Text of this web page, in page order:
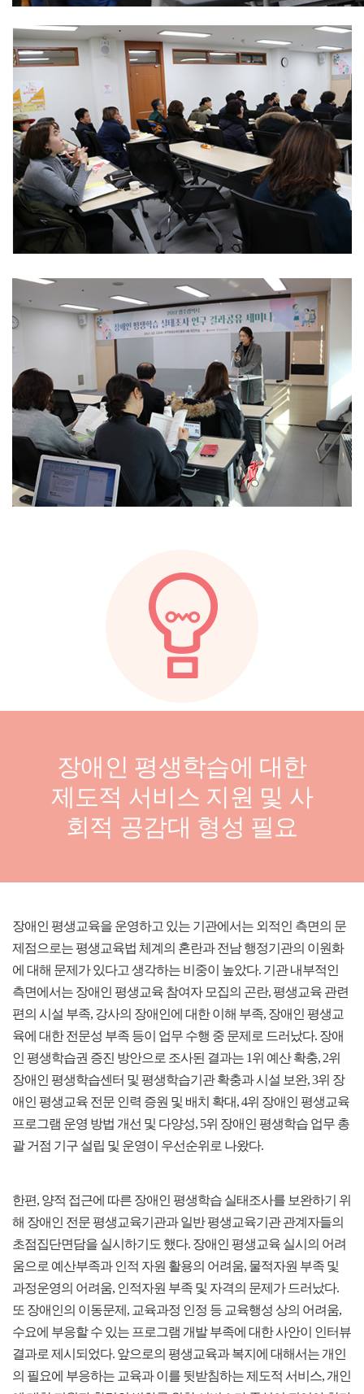
장애인 평생학습에 대한
제도적 서비스 지원 및 사
회적 공감대 형성 필요
장애인 평생교육을 운영하고 있는 기관에서는 외적인 측면의 문
제점으로는 평생교육법 체계의 혼란과 전남 행정기관의 이원화
에 대해 문제가 있다고 생각하는 비중이 높았다. 기관 내부적인
측면에서는 장애인 평생교육 참여자 모집의 곤란, 평생교육 관련
편의 시설 부족, 강사의 장애인에 대한 이해 부족, 장애인 평생교
육에 대한 전문성 부족 등이 업무 수행 중 문제로 드러났다. 장애
인 평생학습권 증진 방안으로 조사된 결과는 1위 예산 확충, 2위
장애인 평생학습센터 및 평생학습기관 확충과 시설 보완, 3위 장
애인 평생교육 전문 인력 증원 및 배치 확대, 4위 장애인 평생교육
프로그램 운영 방법 개선 및 다양성, 5위 장애인 평생학습 업무 총
괄 거점 기구 설립 및 운영이 우선순위로 나왔다.
한편, 양적 접근에 따른 장애인 평생학습 실태조사를 보완하기 위
해 장애인 전문 평생교육기관과 일반 평생교육기관 관계자들의
초점집단면담을 실시하기도 했다. 장애인 평생교육 실시의 어려
움으로 예산부족과 인적 자원 활용의 어려움, 물적자원 부족 및
과정운영의 어려움, 인적자원 부족 및 자격의 문제가 드러났다.
또 장애인의 이동문제, 교육과정 인정 등 교육행성 상의 어려움,
수요에 부응할 수 있는 프로그램 개발 부족에 대한 사안이 인터뷰
결과로 제시되었다. 앞으로의 평생교육과 복지에 대해서는 개인
의 필요에 부응하는 교육과 이를 뒷받침하는 제도적 서비스, 개인